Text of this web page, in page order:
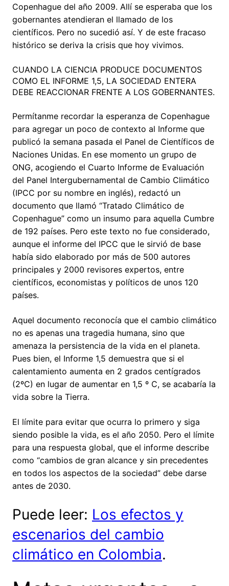
Copenhague del año 2009. Allí se esperaba que los
gobernantes atendieran el llamado de los
científicos. Pero no sucedió así. Y de este fracaso
histórico se deriva la crisis que hoy vivimos.
CUANDO LA CIENCIA PRODUCE DOCUMENTOS
COMO EL INFORME 1,5, LA SOCIEDAD ENTERA
DEBE REACCIONAR FRENTE A LOS GOBERNANTES.
Permítanme recordar la esperanza de Copenhague
para agregar un poco de contexto al Informe que
publicó la semana pasada el Panel de Científicos de
Naciones Unidas. En ese momento un grupo de
ONG, acogiendo el Cuarto Informe de Evaluación
del Panel Intergubernamental de Cambio Climático
(IPCC por su nombre en inglés), redactó un
documento que llamó “Tratado Climático de
Copenhague” como un insumo para aquella Cumbre
de 192 países. Pero este texto no fue considerado,
aunque el informe del IPCC que le sirvió de base
había sido elaborado por más de 500 autores
principales y 2000 revisores expertos, entre
científicos, economistas y políticos de unos 120
países.
Aquel documento reconocía que el cambio climático
no es apenas una tragedia humana, sino que
amenaza la persistencia de la vida en el planeta.
Pues bien, el Informe 1,5 demuestra que si el
calentamiento aumenta en 2 grados centígrados
(2ºC) en lugar de aumentar en 1,5 º C, se acabaría la
vida sobre la Tierra.
El límite para evitar que ocurra lo primero y siga
siendo posible la vida, es el año 2050. Pero el límite
para una respuesta global, que el informe describe
como “cambios de gran alcance y sin precedentes
en todos los aspectos de la sociedad” debe darse
antes de 2030.
Puede leer: Los efectos y
escenarios del cambio
climático en Colombia.